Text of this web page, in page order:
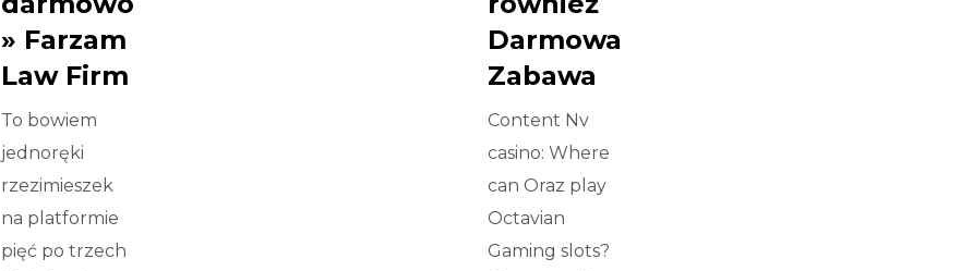
» Farzam
Law Firm
To bowiem
jednoręki
rzezimieszek
na platformie
pięć po trzech
Darmowa
Zabawa
Content Nv
casino: Where
can Oraz play
Octavian
Gaming slots?